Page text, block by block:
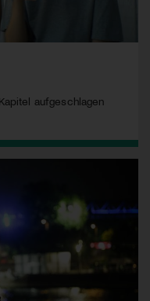
aufgeschlagen